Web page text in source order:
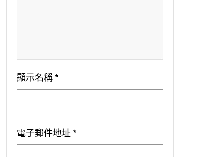
顯示名稱 *
電子郵件地址 *